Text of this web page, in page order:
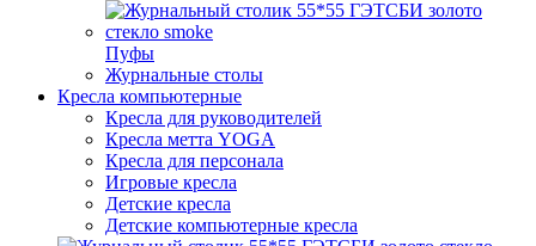
Пуфы
Журнальные столы
Кресла компьютерные
Кресла для руководителей
Кресла метта YOGA
Кресла для персонала
Игровые кресла
Детские кресла
Детские компьютерные кресла